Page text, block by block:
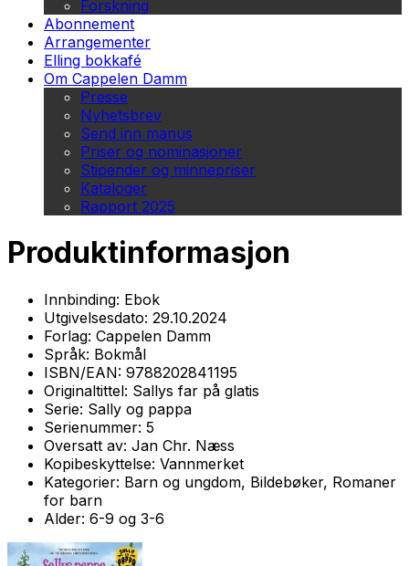
Forskning
Abonnement
Arrangementer
Elling bokkafé
Om Cappelen Damm
Presse
Nyhetsbrev
Send inn manus
Priser og nominasjoner
Stipender og minnepriser
Kataloger
Rapport 2025
Produktinformasjon
Innbinding: Ebok
Utgivelsesdato: 29.10.2024
Forlag: Cappelen Damm
Språk: Bokmål
ISBN/EAN: 9788202841195
Originaltittel: Sallys far på glatis
Serie: Sally og pappa
Serienummer: 5
Oversatt av: Jan Chr. Næss
Kopibeskyttelse: Vannmerket
Kategorier: Barn og ungdom, Bildebøker, Romaner
for barn
Alder: 6-9 og 3-6